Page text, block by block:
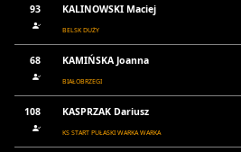
93 KALINOWSKI Maciej
BELSK DUŻY
68 KAMIŃSKA Joanna
BIAŁOBRZEGI
108 KASPRZAK Dariusz
KS START PUŁASKI WARKA WARKA